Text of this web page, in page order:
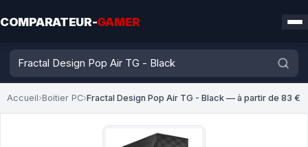
COMPARATEUR-GAMER
Accueil›Boitier PC›Fractal Design Pop Air TG - Black — à partir de 83 €